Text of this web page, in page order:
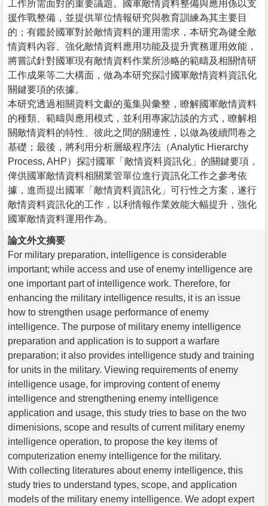
工作所需面對的重要議題。國軍敵情資料整備與應用係以支
援作戰整備，並提供單位情報研究與教育訓練為其主要目
的；有鑑於國軍對於敵情資料的運用需求，本研究為健全敵
情資料內容、強化敵情資料應用功能及提升實務運用效能，
將嘗試針對國軍現有敵情資料作業所涉略的範疇及相關情研
工作成果等二大構面，做為本研究探討國軍敵情資料資訊化
關鍵要項的依據。
本研究透過相關資料文獻的蒐集與彙整，瞭解國軍敵情資料
的種類、範疇與應用模式，並利用專家訪談的方式，瞭解相
關敵情資料的特性、彼此之間的關連性，以做為後續問卷之
基礎；最後，將利用分析層級程序法（Analytic Hierarchy
Process, AHP）探討國軍「敵情資料資訊化」的關鍵要項，
俾供國軍敵情資料相關業管單位進行資訊化工作之參考依
據，進而提出國軍「敵情資料資訊化」可行性之方案，遂行
敵情資料資訊化的工作，以利情報作業效能大幅提升，強化
國軍敵情資料運用作為。
論文外文摘要
For military preparation, intelligence is considerable
important; while access and use of enemy intelligence are
one important part of intelligence work. Therefore, for
enhancing the military intelligence results, it is an issue
how to strengthen usage performance of enemy
intelligence. The purpose of military enemy intelligence
preparation and application is to support a warfare
preparation; it also provides intelligence study and training
for units in the military. Viewing requirements of enemy
intelligence usage, for improving content of enemy
intelligence and strengthening enemy intelligence
application and usage, this study tries to base on the two
dimenisions, scope and results of current military enemy
intelligence operation, to propose the key items of
computerization enemy intelligence for the military.
With collecting literatures about enemy intelligence, this
study tries to understand types, scope, and application
models of the military enemy intelligence. We adopt expert